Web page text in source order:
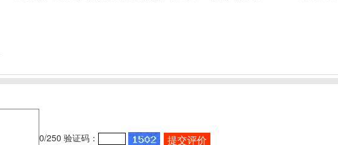
0/250 验证码：